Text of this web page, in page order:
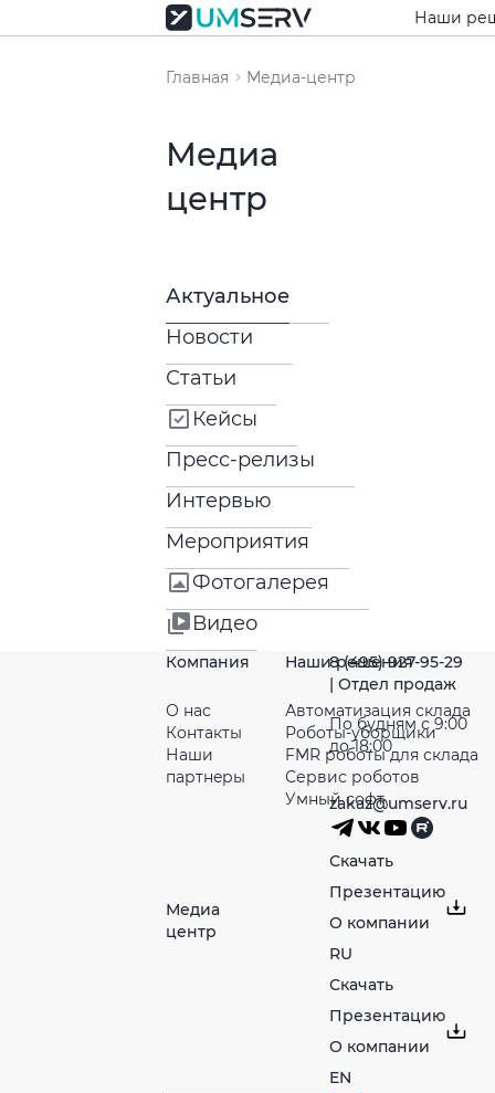
Наши
Главная Медиа-центр
Медиа
центр
Актуальное
Новости
Статьи
Кейсы
Пресс-релизы
Интервью
Мероприятия
Фотогалерея
Видео
Компания
О нас
Контакты
Наши
партнeры
Медиа
центр
Наши решения
Автоматизация склада
Роботы-уборщики
FMR роботы для склада
Сервис роботов
Умный софт
8 (495) 927-95-29
| Отдел продаж
По будням с 9:00
до 18:00
zakaz@umserv.ru
Скачать
Презентацию
О компании
RU
Скачать
Презентацию
О компании
EN